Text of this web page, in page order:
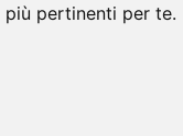
più pertinenti per te.